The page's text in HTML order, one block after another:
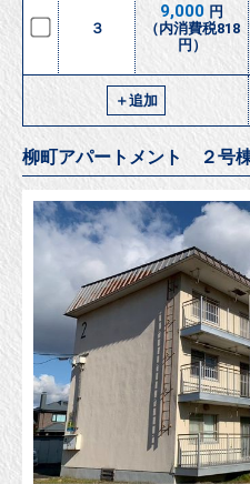
３
9,000 円
（内消費税818
円）
＋追加
柳町アパートメント ２号